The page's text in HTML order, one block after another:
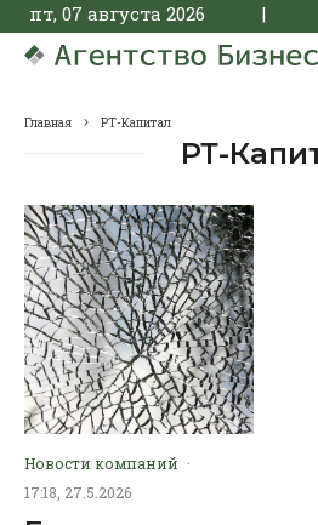
пт, 07 августа 2026 |
Главная РТ-Капитал
РТ-
Новости компаний ·
17:18, 27.5.2026